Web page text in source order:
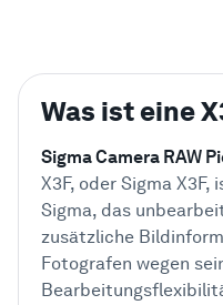
Was ist eine
Sigma Camera RAW
X3F, oder Sigma
Sigma, das
zusätzliche
Fotografen wegen